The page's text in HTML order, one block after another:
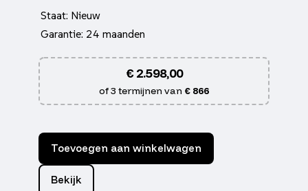
Staat: Nieuw
Garantie: 24 maanden
€2.598,00
of 3 termijnen van € 866
Toevoegen aan winkelwagen
Bekijk